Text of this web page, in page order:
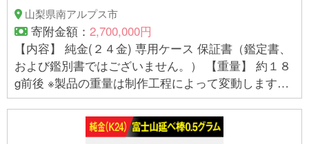
山梨県南アルプス市
寄附金額： 2,700,000円
【内容】 純金(２４金) 専用ケース 保証書（鑑定書、
および鑑別書ではございません。） 【重量】 約１８
g前後 ※製品の重量は制作工程によって変動します。
手作業で制作しているため、均等な重さを心がけて
おりますが、指定範囲内で多少の誤差が生じる場合
があります。そのため、重量の具体的な指定はお受